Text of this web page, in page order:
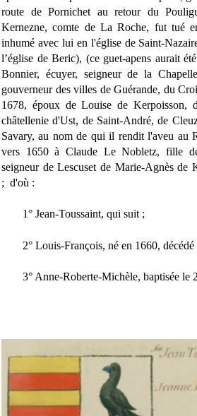
route de Pornichet au retour du
Kernezne, comte de La Roche, fut tué
inhumé avec lui en l'église de Saint-
l’église de Beric), (ce guet-apens aurait
Bonnier, écuyer, seigneur de la
gouverneur des villes de Guérande, du
1678, époux de Louise de Kerpoisson,
châtellenie d'Ust, de Saint-André, de
Savary, au nom de qui il rendit l'aveu au
vers 1650 à Claude Le Nobletz, fille
seigneur de Lescuset de Marie-Agnès de
; d'où :
1° Jean-Toussaint, qui suit ;
2° Louis-François, né en 1660, décédé
3° Anne-Roberte-Michèle, baptisée le